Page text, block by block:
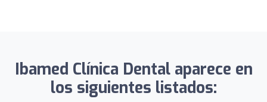
Ibamed Clínica Dental aparece en
los siguientes listados: